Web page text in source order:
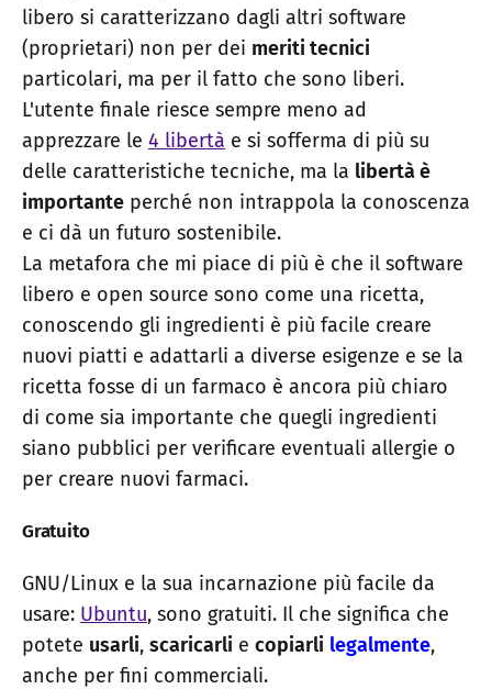
libero si caratterizzano dagli altri software
(proprietari) non per dei meriti tecnici
particolari, ma per il fatto che sono liberi.
L'utente finale riesce sempre meno ad
apprezzare le 4 libertà e si sofferma di più su
delle caratteristiche tecniche, ma la libertà è
importante perché non intrappola la conoscenza
e ci dà un futuro sostenibile.
La metafora che mi piace di più è che il software
libero e open source sono come una ricetta,
conoscendo gli ingredienti è più facile creare
nuovi piatti e adattarli a diverse esigenze e se la
ricetta fosse di un farmaco è ancora più chiaro
di come sia importante che quegli ingredienti
siano pubblici per verificare eventuali allergie o
per creare nuovi farmaci.
Gratuito
GNU/Linux e la sua incarnazione più facile da
usare: Ubuntu, sono gratuiti. Il che significa che
potete usarli, scaricarli e copiarli legalmente,
anche per fini commerciali.